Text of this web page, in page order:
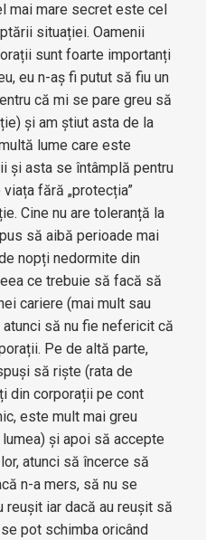
mai mare secret este cel
situației. Oamenii
sunt foarte importanți
eu n-aș fi putut să fiu un
că mi se pare greu să
și am știut asta de la
lume care este
și asta se întâmplă pentru
fără „protecția”
Cine nu are toleranță la
să aibă perioade mai
nopți nedormite din
ce trebuie să facă să
cariere (mai mult sau
să nu fie nefericit că
Pe de altă parte,
să riște (rata de
din corporații pe cont
este mult mai greu
și apoi să accepte
atunci să încerce să
n-a mers, să nu se
reușit iar dacă au reușit să
pot schimba oricând